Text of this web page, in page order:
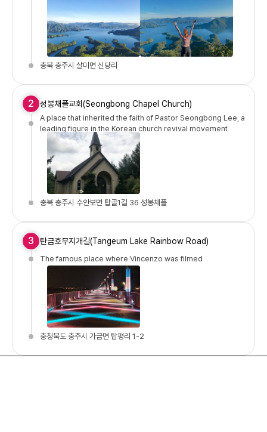
충북 충주시 살미면 신당리
2 성봉채플교회(Seongbong Chapel Church)
A place that inherited the faith of Pastor Seongbong Lee, a
leading figure in the Korean church revival movement
충북 충주시 수안보면 탑골1길 36 성봉채플
3 탄금호무지개길(Tangeum Lake Rainbow Road)
The famous place where Vincenzo was filmed
충청북도 충주시 가금면 탑평리 1-2